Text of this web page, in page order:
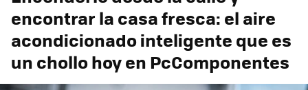
encontrar la casa fresca: el aire
acondicionado inteligente que es
un chollo hoy en PcComponentes